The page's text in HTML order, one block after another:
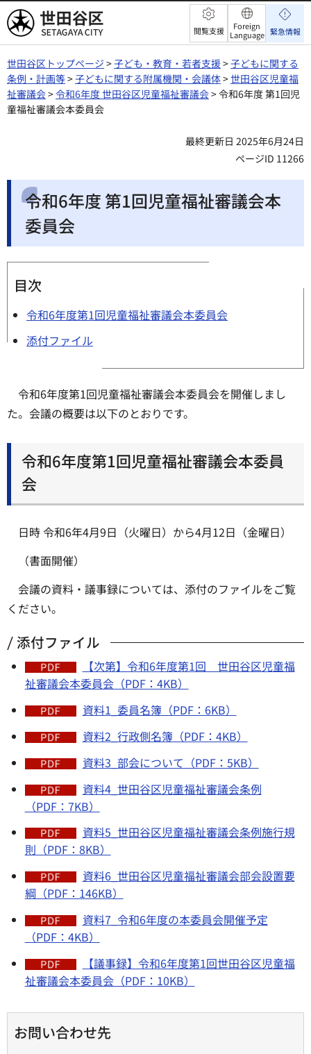
世田谷区 閲覧支援
Foreign
Language 緊急情報
世田谷区トップページ >子ども・教育・若者支援>子どもに関する
条例・計画等>子どもに関する附属機関・会議体>世田谷区児童福
祉審議会>令和6年度 世田谷区児童福祉審議会> 令和6年度 第1回児
童福祉審議会本委員会
最終更新日 2025年6月24日
ページID 11266
令和6年度 第1回児童福祉審議会本
委員会
目次
令和6年度第1回児童福祉審議会本委員会
添付ファイル
令和6年度第1回児童福祉審議会本委員会を開催しまし
た。会議の概要は以下のとおりです。
令和6年度第1回児童福祉審議会本委員
会
日時 令和6年4月9日（火曜日）から4月12日（金曜日）
（書面開催）
会議の資料・議事録については、添付のファイルをご覧
ください。
添付ファイル
【次第】令和6年度第1回 世田谷区児童福
祉審議会本委員会（PDF：4KB）
資料1_委員名簿（PDF：6KB）
資料2_行政側名簿（PDF：4KB）
資料3_部会について（PDF：5KB）
資料4_世田谷区児童福祉審議会条例
（PDF：7KB）
資料5_世田谷区児童福祉審議会条例施行規
則（PDF：8KB）
資料6_世田谷区児童福祉審議会部会設置要
綱（PDF：146KB）
資料7_令和6年度の本委員会開催予定
（PDF：4KB）
【議事録】令和6年度第1回世田谷区児童福
祉審議会本委員会（PDF：10KB）
お問い合わせ先